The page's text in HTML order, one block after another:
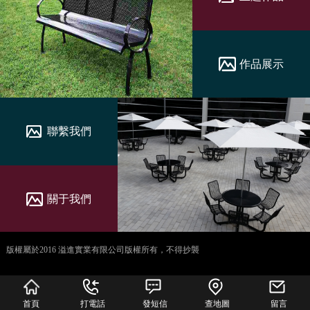
作品展示
聯繫我們
關于我們
版權屬於2016 溢進實業有限公司版權所有，不得抄襲
首頁 打電話 發短信 查地圖 留言